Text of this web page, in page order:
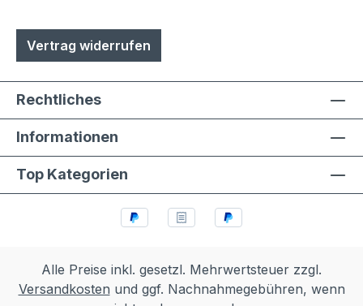
Vertrag widerrufen
Rechtliches
Informationen
Top Kategorien
Alle Preise inkl. gesetzl. Mehrwertsteuer zzgl.
Versandkosten und ggf. Nachnahmegebühren, wenn